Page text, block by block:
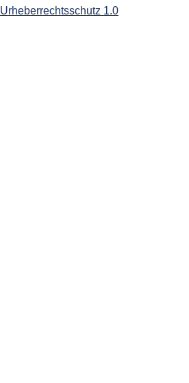
Urheberrechtsschutz 1.0